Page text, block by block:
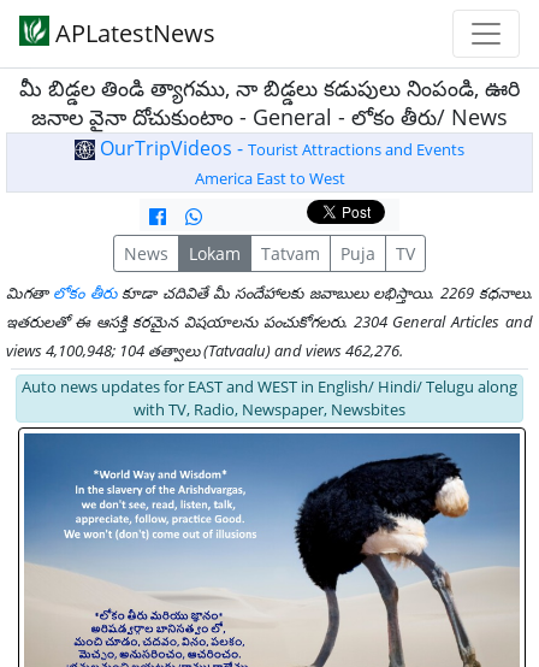
APLatestNews
మీ బిడ్డల తిండి త్యాగము, నా బిడ్డలు కడుపులు నింపండి, ఊరి
జనాల వైనా దోచుకుంటాం - General - లోకం తీరు/ News
OurTripVideos - Tourist Attractions and Events
America East to West
News Lokam Tatvam Puja TV
మిగతా లోకం తీరుకూడా చదివితే మీ సందేహాలకు జవాబులు లభిస్తాయి. 2269 కధనాలు.
ఇతరులతో ఈ ఆసక్తి కరమైన విషయాలను పంచుకోగలరు. 2304 General Articles and
views 4,100,948; 104 తత్వాలు (Tatvaalu) and views 462,276.
Auto news updates for EAST and WEST in English/ Hindi/ Telugu along
with TV, Radio, Newspaper, Newsbites